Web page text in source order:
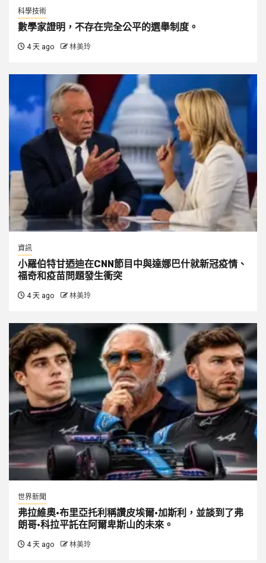
科學技術
數學家證明，不存在完全公平的選舉制度。
4 天 ago 林美玲
資訊
小羅伯特甘迺迪在CNN節目中與達娜巴什就新冠疫情、
福奇和疫苗問題發生衝突
4 天 ago 林美玲
世界新聞
弗拉維奧·布里亞托利稱讚皮埃爾·加斯利，並談到了弗
朗哥·科拉平託在阿爾卑斯山的未來。
4 天 ago 林美玲